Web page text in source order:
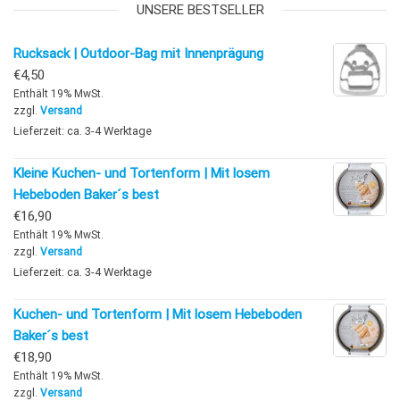
UNSERE BESTSELLER
Rucksack | Outdoor-Bag mit Innenprägung
€4,50
Enthält 19% MwSt.
zzgl. Versand
Lieferzeit: ca. 3-4 Werktage
Kleine Kuchen- und Tortenform | Mit losem
Hebeboden Baker´s best
€16,90
Enthält 19% MwSt.
zzgl. Versand
Lieferzeit: ca. 3-4 Werktage
Kuchen- und Tortenform | Mit losem Hebeboden
Baker´s best
€18,90
Enthält 19% MwSt.
zzgl. Versand